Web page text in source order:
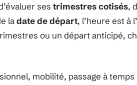
ses trimestres cotisés,
ladate de départ, l’heure est à
ou un départ anticipé,
mobilité, passage à